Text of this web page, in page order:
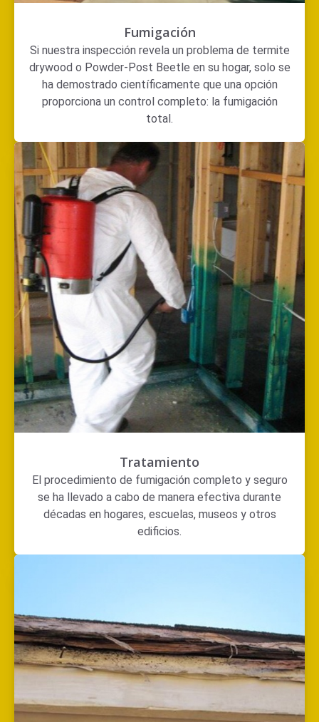
Fumigación
Si nuestra inspección revela un problema de termite
drywood o Powder-Post Beetle en su hogar, solo se
ha demostrado científicamente que una opción
proporciona un control completo: la fumigación
total.
Tratamiento
El procedimiento de fumigación completo y seguro
se ha llevado a cabo de manera efectiva durante
décadas en hogares, escuelas, museos y otros
edificios.